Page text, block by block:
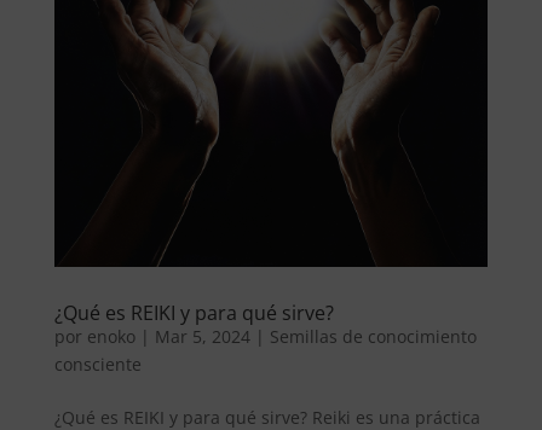
¿Qué es REIKI y para qué sirve?
por enoko| Mar 5, 2024| Semillas de conocimiento
consciente
¿Qué es REIKI y para qué sirve? Reiki es una práctica